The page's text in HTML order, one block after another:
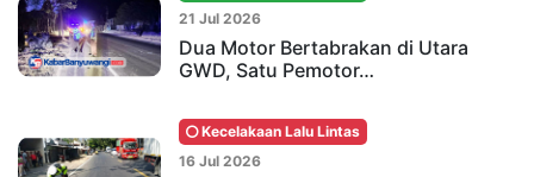
21 Jul 2026
Dua Motor Bertabrakan di Utara
GWD, Satu Pemotor…
Kecelakaan Lalu Lintas
16 Jul 2026